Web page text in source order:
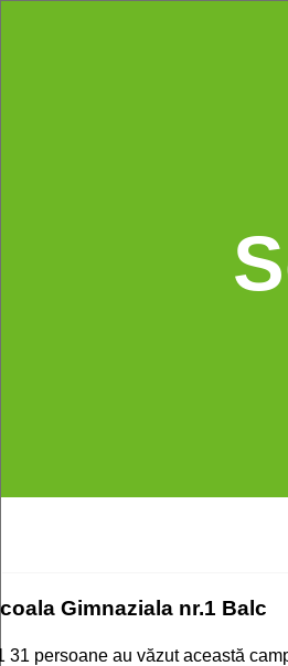
Gimnaziala nr.1 Balc
31 persoane au văzut această